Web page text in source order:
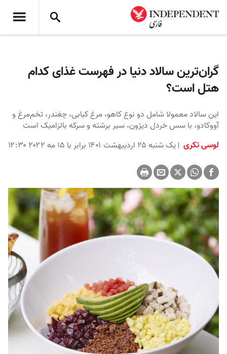
گران‌ترین سالاد دنیا در فهرست غذای کدام
هتل است؟
این سالاد معمولا شامل دو نوع کاهو، مرغ کبابی، چغندر، تخم‌مرغ و
آووکادو، با سس خردل دیژون، سیر برشته و سرکه بالزامیک است
لوسی تکری یک شنبه ۲۵ اردیبهشت ۱۴۰۱ برابر با ۱۵ مه ۲۰۲۲ ۱۲:۳۰